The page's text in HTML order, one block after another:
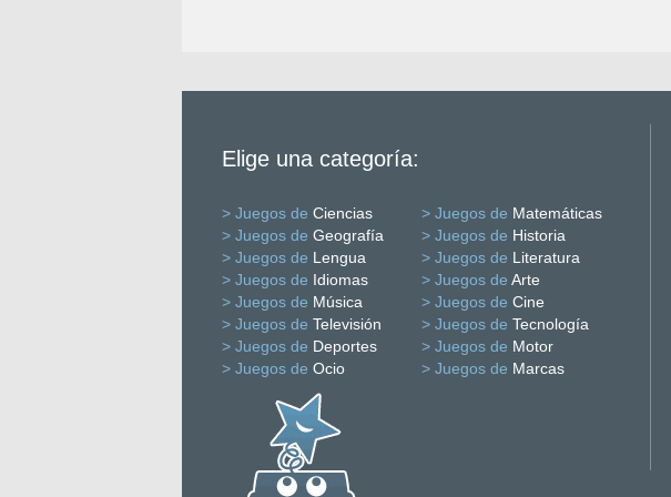
Elige una categoría:
> Juegos de Ciencias > Juegos de Matemáticas
> Juegos de Geografía > Juegos de Historia
> Juegos de Lengua > Juegos de Literatura
> Juegos de Idiomas > Juegos de Arte
> Juegos de Música > Juegos de Cine
> Juegos de Televisión > Juegos de Tecnología
> Juegos de Deportes > Juegos de Motor
> Juegos de Ocio > Juegos de Marcas